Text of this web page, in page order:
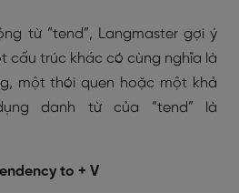
từ “tend”, Langmaster gợi ý
cấu trúc khác có cùng nghĩa là
một thói quen hoặc một khả
danh từ của “tend” là
to + V